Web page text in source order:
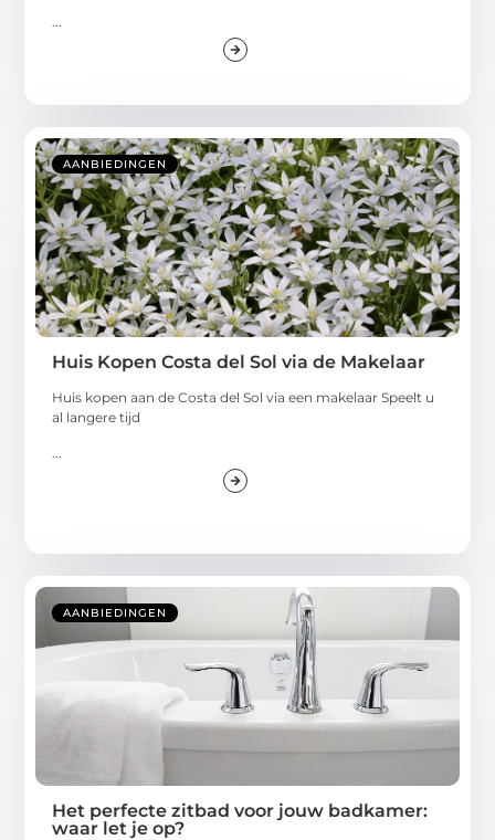
AANBIEDINGEN
Huis Kopen Costa del Sol via de Makelaar
Huis kopen aan de Costa del Sol via een makelaar Speelt u
al langere tijd
AANBIEDINGEN
Het perfecte zitbad voor jouw badkamer:
waar let je op?